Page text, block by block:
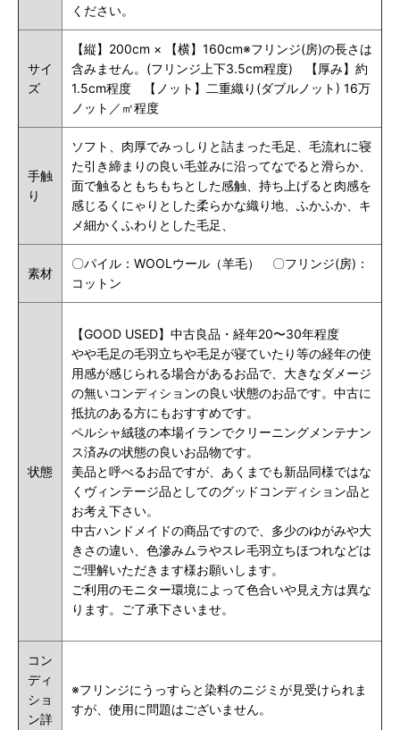
ください。
サイ
ズ
【縦】200cm × 【横】160cm※フリンジ(房)の長さは
含みません。(フリンジ上下3.5cm程度) 【厚み】約
1.5cm程度 【ノット】二重織り(ダブルノット) 16万
ノット／㎡程度
手触
り
ソフト、肉厚でみっしりと詰まった毛足、毛流れに寝
た引き締まりの良い毛並みに沿ってなでると滑らか、
面で触るともちもちとした感触、持ち上げると肉感を
感じるくにゃりとした柔らかな織り地、ふかふか、キ
メ細かくふわりとした毛足、
素材
〇パイル：WOOLウール（羊毛） 〇フリンジ(房)：
コットン
状態
【GOOD USED】中古良品・経年20〜30年程度
やや毛足の毛羽立ちや毛足が寝ていたり等の経年の使
用感が感じられる場合があるお品で、大きなダメージ
の無いコンディションの良い状態のお品です。中古に
抵抗のある方にもおすすめです。
ペルシャ絨毯の本場イランでクリーニングメンテナン
ス済みの状態の良いお品物です。
美品と呼べるお品ですが、あくまでも新品同様ではな
くヴィンテージ品としてのグッドコンディション品と
お考え下さい。
中古ハンドメイドの商品ですので、多少のゆがみや大
きさの違い、色滲みムラやスレ毛羽立ちほつれなどは
ご理解いただきます様お願いします。
ご利用のモニター環境によって色合いや見え方は異な
ります。ご了承下さいませ。
コン
ディ
ショ
ン詳
※フリンジにうっすらと染料のニジミが見受けられま
すが、使用に問題はございません。